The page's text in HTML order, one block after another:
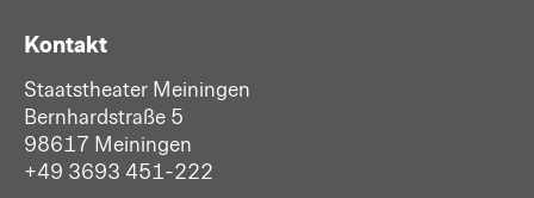
Kontakt
Staatstheater Meiningen
Bernhardstraße 5
98617 Meiningen
+49 3693 451-222